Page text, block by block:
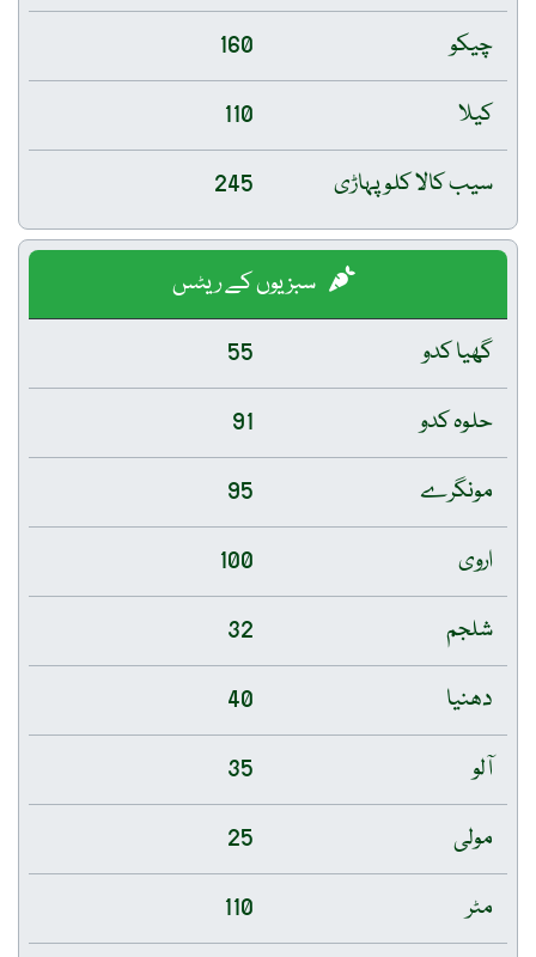
چیکو
160
کیلا
110
سیب کالا کلو پہاڑی
245
سبزیوں کے ریٹس
گھیا کدو
55
حلوہ کدو
91
مونگرے
95
اروی
100
شلجم
32
دھنیا
40
آلو
35
مولی
25
مٹر
110